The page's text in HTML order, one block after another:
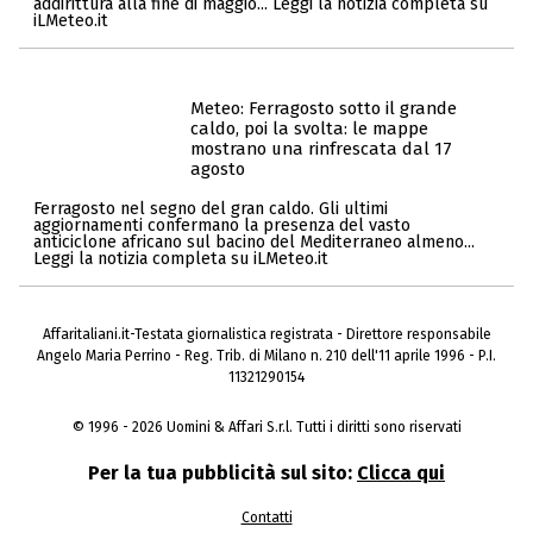
iLMeteo.it
Meteo: Ferragosto sotto il grande
caldo, poi la svolta: le mappe
mostrano una rinfrescata dal 17
agosto
Ferragosto nel segno del gran caldo. Gli ultimi
aggiornamenti confermano la presenza del vasto
anticiclone africano sul bacino del Mediterraneo almeno...
Leggi la notizia completa su iLMeteo.it
Affaritaliani.it-Testata giornalistica registrata - Direttore responsabile
Angelo Maria Perrino - Reg. Trib. di Milano n. 210 dell'11 aprile 1996 - P.I.
11321290154
© 1996 - 2026 Uomini & Affari S.r.l. Tutti i diritti sono riservati
Per la tua pubblicità sul sito: Clicca qui
Contatti